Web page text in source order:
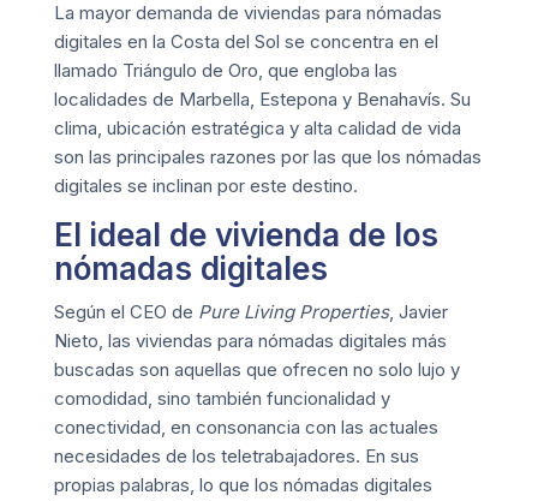
La mayor demanda de viviendas para nómadas
digitales en la Costa del Sol se concentra en el
llamado Triángulo de Oro, que engloba las
localidades de Marbella, Estepona y Benahavís. Su
clima, ubicación estratégica y alta calidad de vida
son las principales razones por las que los nómadas
digitales se inclinan por este destino.
El ideal de vivienda de los
nómadas digitales
Según el CEO de Pure Living Properties, Javier
Nieto, las viviendas para nómadas digitales más
buscadas son aquellas que ofrecen no solo lujo y
comodidad, sino también funcionalidad y
conectividad, en consonancia con las actuales
necesidades de los teletrabajadores. En sus
propias palabras, lo que los nómadas digitales